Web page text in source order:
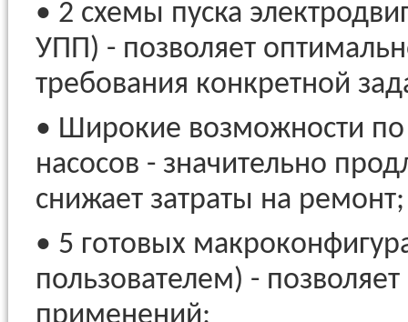
• 2 схемы пуска
УПП) - позволяет
требования конкретной
• Широкие возможности по
насосов - значительно
снижает затраты на ремонт;
• 5 готовых
пользователем) -